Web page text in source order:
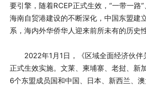
要引擎，随着RCEP正式生效，“一带一路”
海南自贸港建设的不断深化，中国东盟建
系，海内外华侨华人迎来前所未有的历史性
2022年1月1日，《区域全面经济伙伴
正式生效实施。文莱、柬埔寨、老挝、新
6个东盟成员国和中国、日本、新西兰、